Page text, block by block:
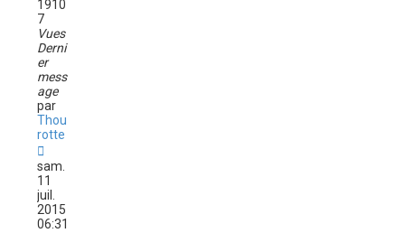
1910
7
Vues
Derni
er
mess
age
par
Thou
rotte
sam.
11
juil.
2015
06:31